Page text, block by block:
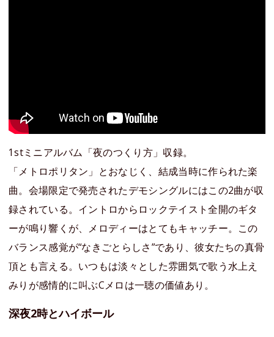
1stミニアルバム「夜のつくり方」収録。
「メトロポリタン」とおなじく、結成当時に作られた楽
曲。会場限定で発売されたデモシングルにはこの2曲が収
録されている。イントロからロックテイスト全開のギタ
ーが鳴り響くが、メロディーはとてもキャッチー。この
バランス感覚が“なきごとらしさ”であり、彼女たちの真骨
頂とも言える。いつもは淡々とした雰囲気で歌う水上え
みりが感情的に叫ぶCメロは一聴の価値あり。
深夜2時とハイボール